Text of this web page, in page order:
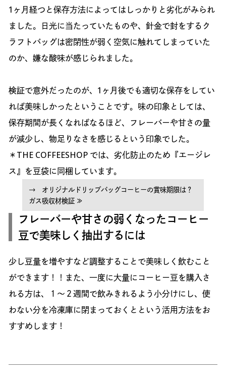
1ヶ月経つと保存方法によってはしっかりと劣化がみられ
ました。日光に当たっていたものや、針金で封をするク
ラフトバッグは密閉性が弱く空気に触れてしまっていた
のか、嫌な酸味が感じられました。
検証で意外だったのが、1ヶ月後でも適切な保存をしてい
れば美味しかったということです。味の印象としては、
保存期間が長くなればなるほど、フレーバーや甘さの量
が減少し、物足りなさを感じるという印象でした。
＊THE COFFEESHOP では、劣化防止のため『エージレ
ス』を豆袋に同梱しています。
→ オリジナルドリップバッグコーヒーの賞味期限は？
ガス吸収材検証 ≫
フレーバーや甘さの弱くなったコーヒー
豆で美味しく抽出するには
少し豆量を増やすなど調整することで美味しく飲むこと
ができます！！また、一度に大量にコーヒー豆を購入さ
れる方は、１〜２週間で飲みきれるよう小分けにし、使
わない分を冷凍庫に閉まっておくとという活用方法をお
すすめします！